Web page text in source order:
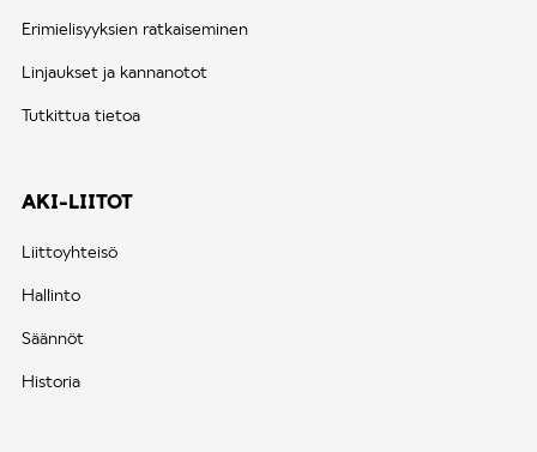
Erimielisyyksien ratkaiseminen
Linjaukset ja kannanotot
Tutkittua tietoa
AKI-LIITOT
Liittoyhteisö
Hallinto
Säännöt
Historia